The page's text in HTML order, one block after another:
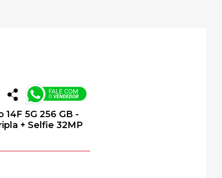
5G 256 GB -
+ Selfie 32MP